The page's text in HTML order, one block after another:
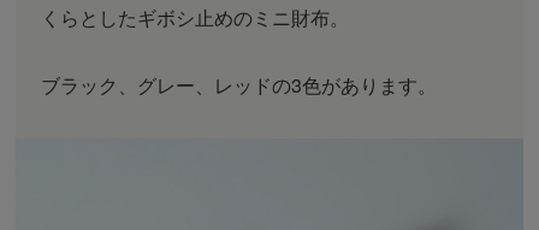
くらとしたギボシ止めのミニ財布。
ブラック、グレー、レッドの3色があります。